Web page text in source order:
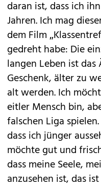
daran ist, dass ich
Jahren. Ich mag
dem Film
gedreht habe: Die
langen Leben ist
Geschenk, älter zu
alt werden. Ich
eitler Mensch bin,
falschen Liga
dass ich jünger
möchte gut und
dass meine Seele,
anzusehen ist, das